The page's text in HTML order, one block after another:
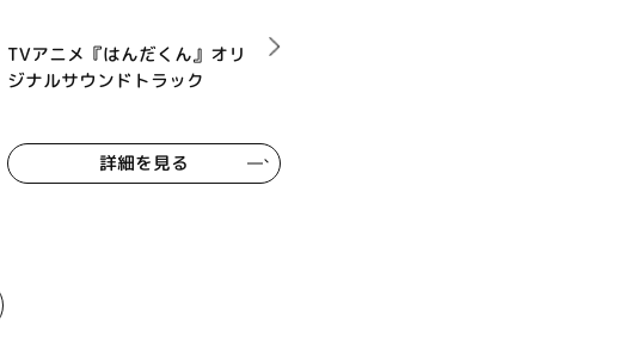
TVアニメ『はんだくん』オリ
ジナルサウンドトラック
詳細を見る